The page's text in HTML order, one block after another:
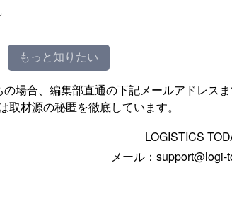
もっと知りたい
場合、編集部直通の下記メールアドレス
材源の秘匿を徹底しています。
LOGISTICS
メール：support@logi-